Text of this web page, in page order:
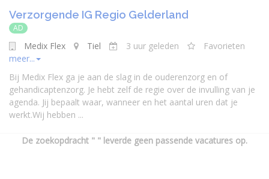
Verzorgende IG Regio Gelderland
AD
Medix Flex Tiel 3 uur geleden
Favorieten
meer...
Bij Medix Flex ga je aan de slag in de ouderenzorg en of
gehandicaptenzorg. Je hebt zelf de regie over de invulling van je
agenda. Jij bepaalt waar, wanneer en het aantal uren dat je
werkt.Wij hebben ...
De zoekopdracht " " leverde geen passende vacatures op.